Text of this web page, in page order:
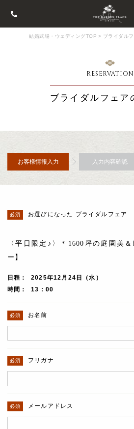
結婚式場・ウェディングTOP > ブライダル
RESERVATION
ブライダルフェア
お客様情報入力 入力内容確認
お選びになった ブライダルフェア
〈平日限定♪〉＊1600坪の庭園美
ー】
日程
2025年12月24日（水）
時間
13 : 00
お名前
フリガナ
メールアドレス